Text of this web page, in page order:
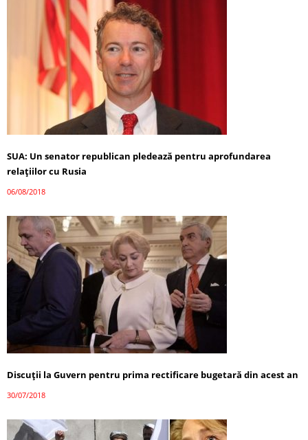
SUA: Un senator republican pledează pentru aprofundarea
relaţiilor cu Rusia
06/08/2018
Discuţii la Guvern pentru prima rectificare bugetară din acest an
30/07/2018